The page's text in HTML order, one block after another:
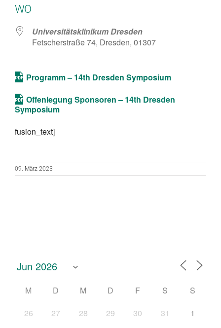
WO
Universitätsklinikum Dresden
Fetscherstraße 74, Dresden, 01307
Programm – 14th Dresden Symposium
Offenlegung Sponsoren – 14th Dresden
Symposium
fusion_text]
09. März 2023
M D M D F S
S
26
27 28 29 30 31 1